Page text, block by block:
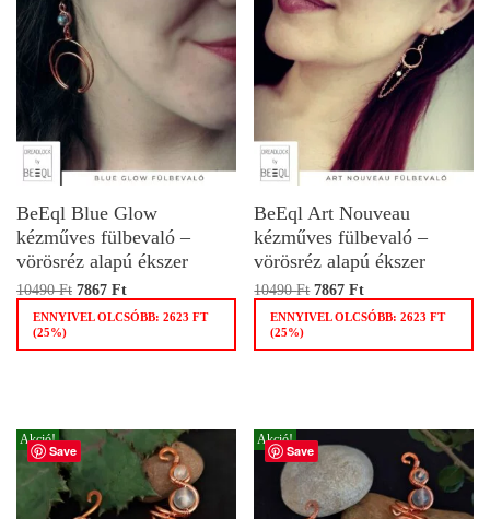
BeEql Blue Glow
kézműves fülbevaló –
vörösréz alapú ékszer
10490Ft 7867 Ft
ENNYIVEL OLCSÓBB: 2623 FT
(25%)
BeEql Art Nouveau
kézműves fülbevaló –
vörösréz alapú ékszer
10490Ft 7867Ft
ENNYIVEL OLCSÓBB:2623FT
(25%)
Save
Akció!
Save
Akció!